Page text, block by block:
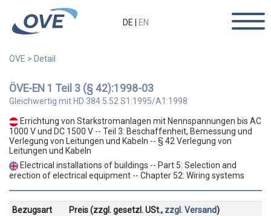
DE EN
OVE > Detail
ÖVE-EN 1 Teil 3 (§ 42):1998-03
Gleichwertig mit HD 384.5.52 S1:1995/A1:1998
Errichtung von Starkstromanlagen mit Nennspannungen bis AC
1000 V und DC 1500 V -- Teil 3: Beschaffenheit, Bemessung und
Verlegung von Leitungen und Kabeln -- § 42 Verlegung von
Leitungen und Kabeln
Electrical installations of buildings -- Part 5: Selection and
erection of electrical equipment -- Chapter 52: Wiring systems
Bezugsart Preis (zzgl. gesetzl. USt., zzgl. Versand)